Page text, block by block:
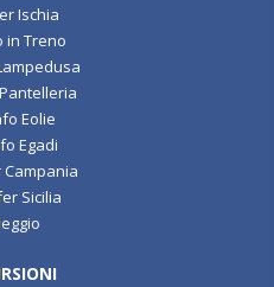
Ischia
in Treno
Eolie
Egadi
Sicilia